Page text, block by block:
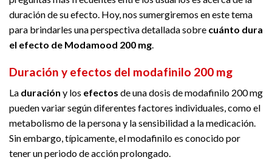
duración de su efecto. Hoy, nos sumergiremos en este tema
para brindarles una perspectiva detallada sobre cuánto dura
el efecto de Modamood 200 mg.
Duración y efectos del modafinilo 200 mg
La duración y los efectos de una dosis de modafinilo 200 mg
pueden variar según diferentes factores individuales, como el
metabolismo de la persona y la sensibilidad a la medicación.
Sin embargo, típicamente, el modafinilo es conocido por
tener un periodo de acción prolongado.